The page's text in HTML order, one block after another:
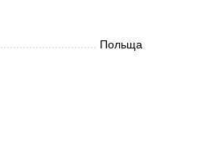
Польща